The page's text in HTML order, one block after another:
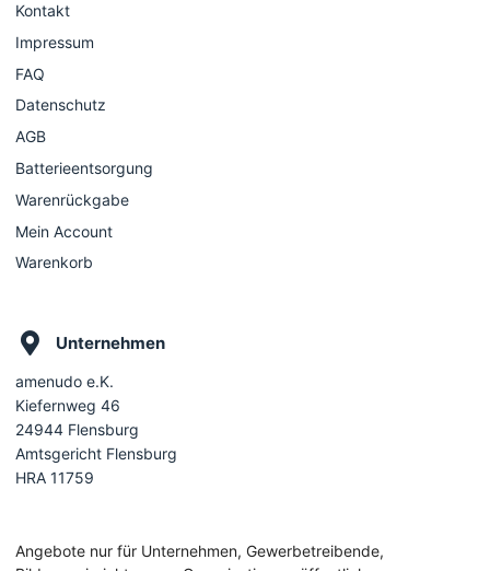
Kontakt
Impressum
FAQ
Datenschutz
AGB
Batterieentsorgung
Warenrückgabe
Mein Account
Warenkorb
Unternehmen
amenudo e.K.
Kiefernweg 46
24944 Flensburg
Amtsgericht Flensburg
HRA 11759
Angebote nur für Unternehmen, Gewerbetreibende,